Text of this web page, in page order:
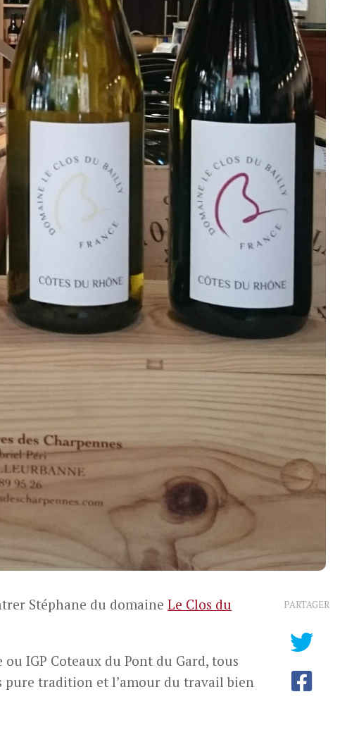
Stéphane du domaine Le Clos du
IGP Coteaux du Pont du Gard, tous
pure tradition et l’amour du travail bien
PARTAGER